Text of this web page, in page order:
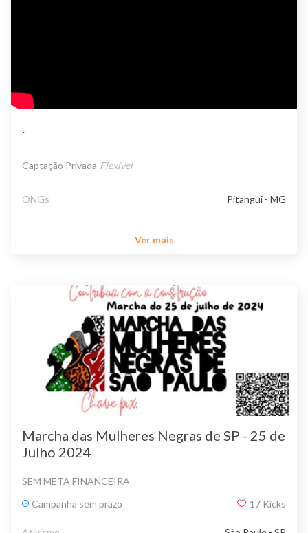
Captação Privada Flexível
ONGs Pitangui - MG
Ver mais
Marcha das Mulheres Negras de SP - 25 de
Julho 2024
SEM META FINANCEIRA
Campanha sem prazo
17 Kicks